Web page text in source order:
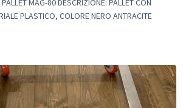
MAG-80 DESCRIZIONE: PALLET CON
PLASTICO, COLORE NERO ANTRACITE